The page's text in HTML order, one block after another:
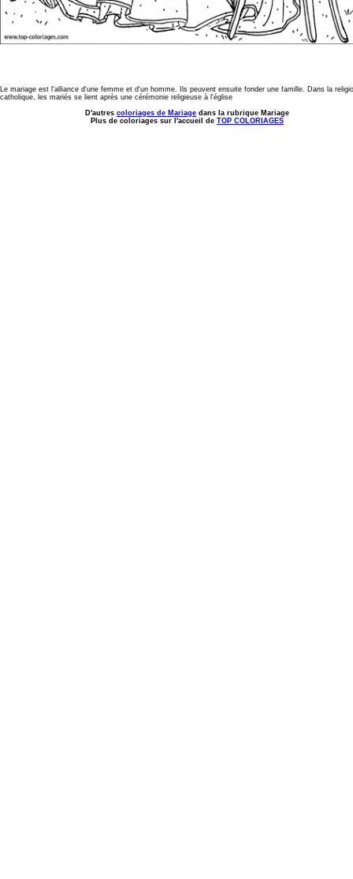
Le mariage est l'alliance d'une femme et d'un homme. Ils peuvent ensuite fonder une famille. Dans la
catholique, les mariés se lient après une cérémonie religieuse à l'église
D'autres coloriages de Mariage dans la rubrique Mariage
Plus de coloriages sur l'accueil de TOP COLORIAGES